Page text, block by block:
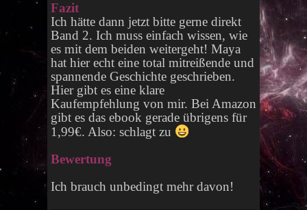
Fazit
Ich hätte dann jetzt bitte gerne direkt
Band 2. Ich muss einfach wissen, wie
es mit dem beiden weitergeht! Maya
hat hier echt eine total mitreißende und
spannende Geschichte geschrieben.
Hier gibt es eine klare
Kaufempfehlung von mir. Bei Amazon
gibt es das ebook gerade übrigens für
1,99€. Also: schlagt zu
Bewertung
Ich brauch unbedingt mehr davon!